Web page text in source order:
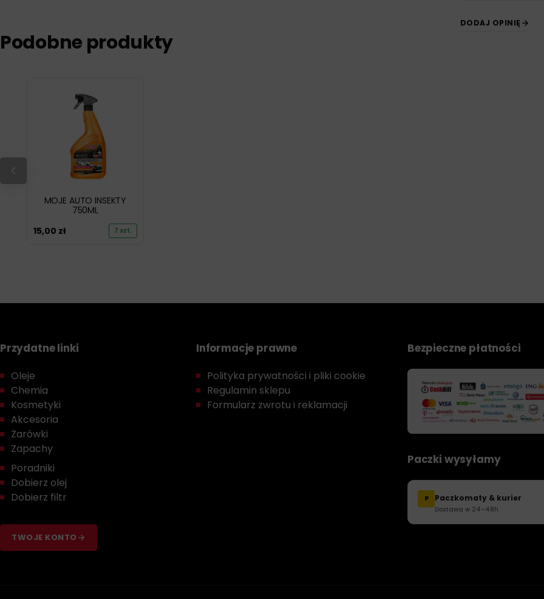
DODAJ OPINIĘ
Podobne produkty
MOJE AUTO INSEKTY
750ML
15,00 zł 7 szt.
Przydatne linki
Oleje
Chemia
Kosmetyki
Akcesoria
Żarówki
Zapachy
Poradniki
Dobierz olej
Dobierz filtr
TWOJE KONTO
Informacje prawne
Polityka prywatności i pliki cookie
Regulamin sklepu
Formularz zwrotu i reklamacji
Bezpieczne płatności
Paczki wysyłamy
P Paczkomaty & kurier
Dostawa w 24–48h